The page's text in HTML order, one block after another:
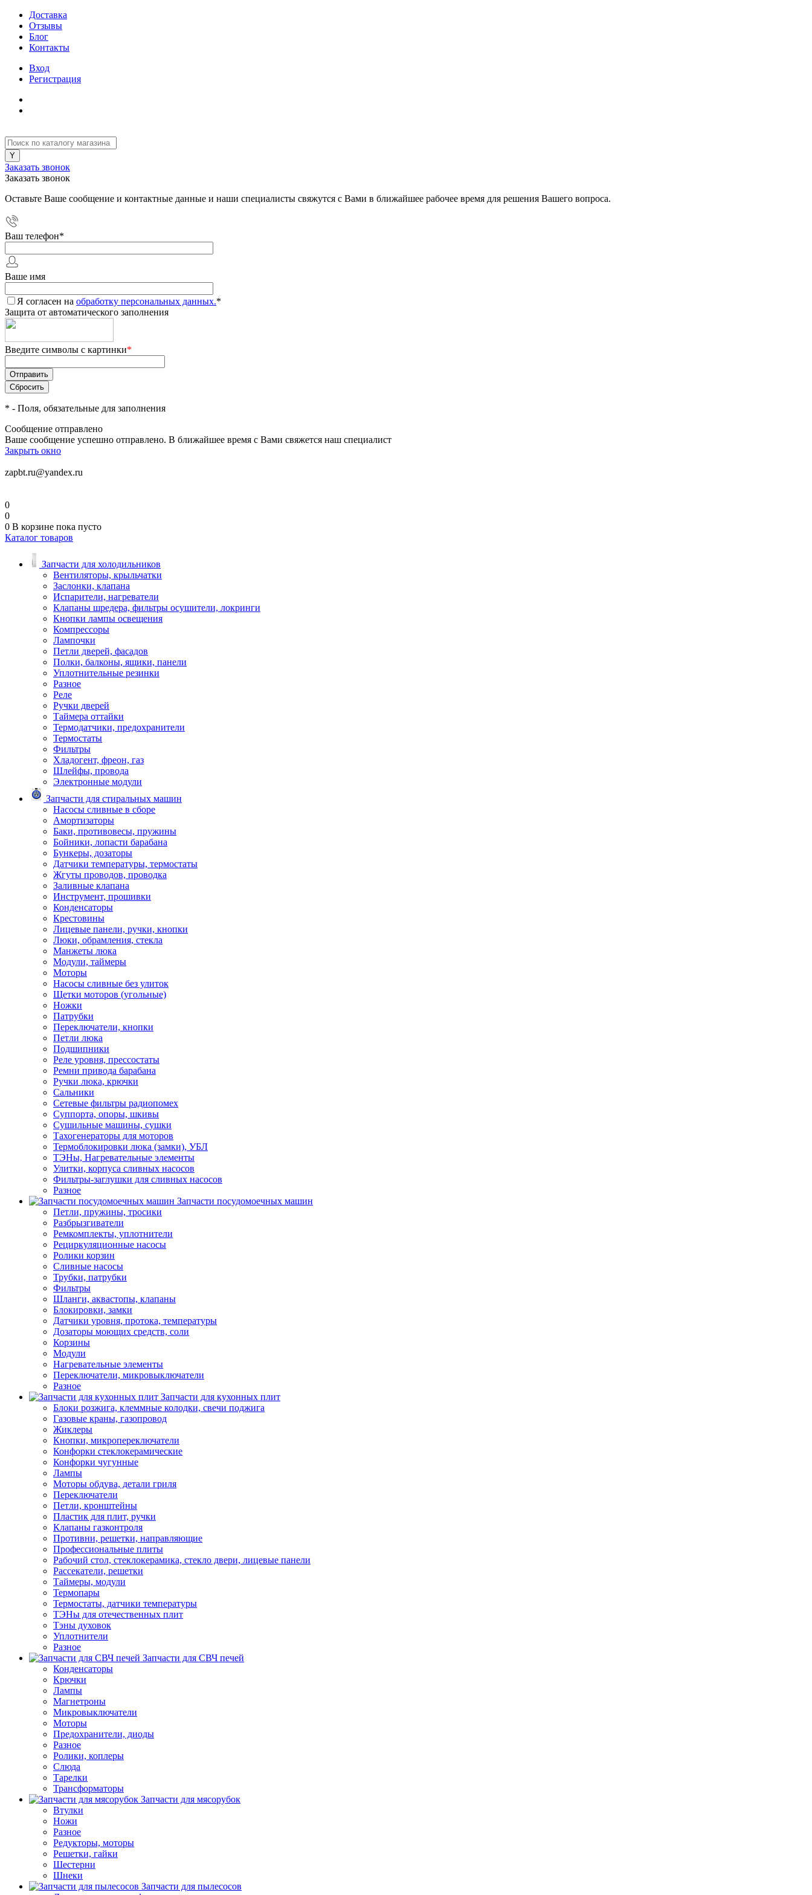
Доставка
Отзывы
Блог
Контакты
Вход
Регистрация
Заказать звонок
Заказать звонок
Оставьте Ваше сообщение и контактные данные и наши специалисты свяжутся с Вами в ближайшее рабочее время для решения Вашего вопроса.
Ваш телефон*
Ваше имя
Я согласен на обработку персональных данных.*
Защита от автоматического заполнения
Введите символы с картинки*
* - Поля, обязательные для заполнения
Сообщение отправлено
Ваше сообщение успешно отправлено. В ближайшее время с Вами свяжется наш специалист
Закрыть окно
zapbt.ru@yandex.ru
0
0
0 В корзине пока пусто
Каталог товаров
Запчасти для холодильников
Вентиляторы, крыльчатки
Заслонки, клапана
Испарители, нагреватели
Клапаны шредера, фильтры осушители, локринги
Кнопки лампы освещения
Компрессоры
Лампочки
Петли дверей, фасадов
Полки, балконы, ящики, панели
Уплотнительные резинки
Разное
Реле
Ручки дверей
Таймера оттайки
Термодатчики, предохранители
Термостаты
Фильтры
Хладогент, фреон, газ
Шлейфы, провода
Электронные модули
Запчасти для стиральных машин
Насосы сливные в сборе
Амортизаторы
Баки, противовесы, пружины
Бойники, лопасти барабана
Бункеры, дозаторы
Датчики температуры, термостаты
Жгуты проводов, проводка
Заливные клапана
Инструмент, прошивки
Конденсаторы
Крестовины
Лицевые панели, ручки, кнопки
Люки, обрамления, стекла
Манжеты люка
Модули, таймеры
Моторы
Насосы сливные без улиток
Щетки моторов (угольные)
Ножки
Патрубки
Переключатели, кнопки
Петли люка
Подшипники
Реле уровня, прессостаты
Ремни привода барабана
Ручки люка, крючки
Сальники
Сетевые фильтры радиопомех
Суппорта, опоры, шкивы
Сушильные машины, сушки
Тахогенераторы для моторов
Термоблокировки люка (замки), УБЛ
ТЭНы, Нагревательные элементы
Улитки, корпуса сливных насосов
Фильтры-заглушки для сливных насосов
Разное
Запчасти посудомоечных машин
Петли, пружины, тросики
Разбрызгиватели
Ремкомплекты, уплотнители
Рециркуляционные насосы
Ролики корзин
Сливные насосы
Трубки, патрубки
Фильтры
Шланги, аквастопы, клапаны
Блокировки, замки
Датчики уровня, протока, температуры
Дозаторы моющих средств, соли
Корзины
Модули
Нагревательные элементы
Переключатели, микровыключатели
Разное
Запчасти для кухонных плит
Блоки розжига, клеммные колодки, свечи поджига
Газовые краны, газопровод
Жиклеры
Кнопки, микропереключатели
Конфорки стеклокерамические
Конфорки чугунные
Лампы
Моторы обдува, детали гриля
Переключатели
Петли, кронштейны
Пластик для плит, ручки
Клапаны газконтроля
Противни, решетки, направляющие
Профессиональные плиты
Рабочий стол, стеклокерамика, стекло двери, лицевые панели
Рассекатели, решетки
Таймеры, модули
Термопары
Термостаты, датчики температуры
ТЭНы для отечественных плит
Тэны духовок
Уплотнители
Разное
Запчасти для СВЧ печей
Конденсаторы
Крючки
Лампы
Магнетроны
Микровыключатели
Моторы
Предохранители, диоды
Разное
Ролики, коплеры
Слюда
Тарелки
Трансформаторы
Запчасти для мясорубок
Втулки
Ножи
Разное
Редукторы, моторы
Решетки, гайки
Шестерни
Шнеки
Запчасти для пылесосов